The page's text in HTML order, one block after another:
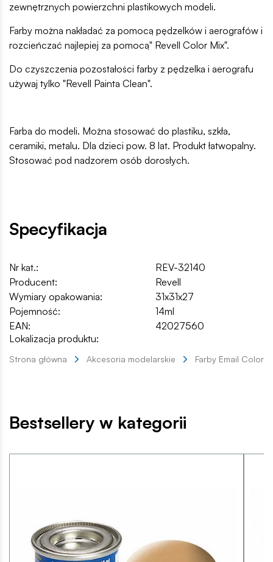
zewnętrznych powierzchni plastikowych modeli.
Farby można nakładać za pomocą pędzelków i aerografów i
rozcieńczać najlepiej za pomocą" Revell Color Mix".
Do czyszczenia pozostałości farby z pędzelka i aerografu
używaj tylko "Revell Painta Clean".
Farba do modeli. Można stosować do plastiku, szkła,
ceramiki, metalu. Dla dzieci pow. 8 lat. Produkt łatwopalny.
Stosować pod nadzorem osób dorosłych.
Specyfikacja
Nr kat.:
REV-32140
Producent:
Revell
Wymiary opakowania:
31x31x27
Pojemność:
14ml
EAN:
42027560
Lokalizacja produktu:
Strona główna Akcesoria modelarskie Farby Email Color
Bestsellery w kategorii